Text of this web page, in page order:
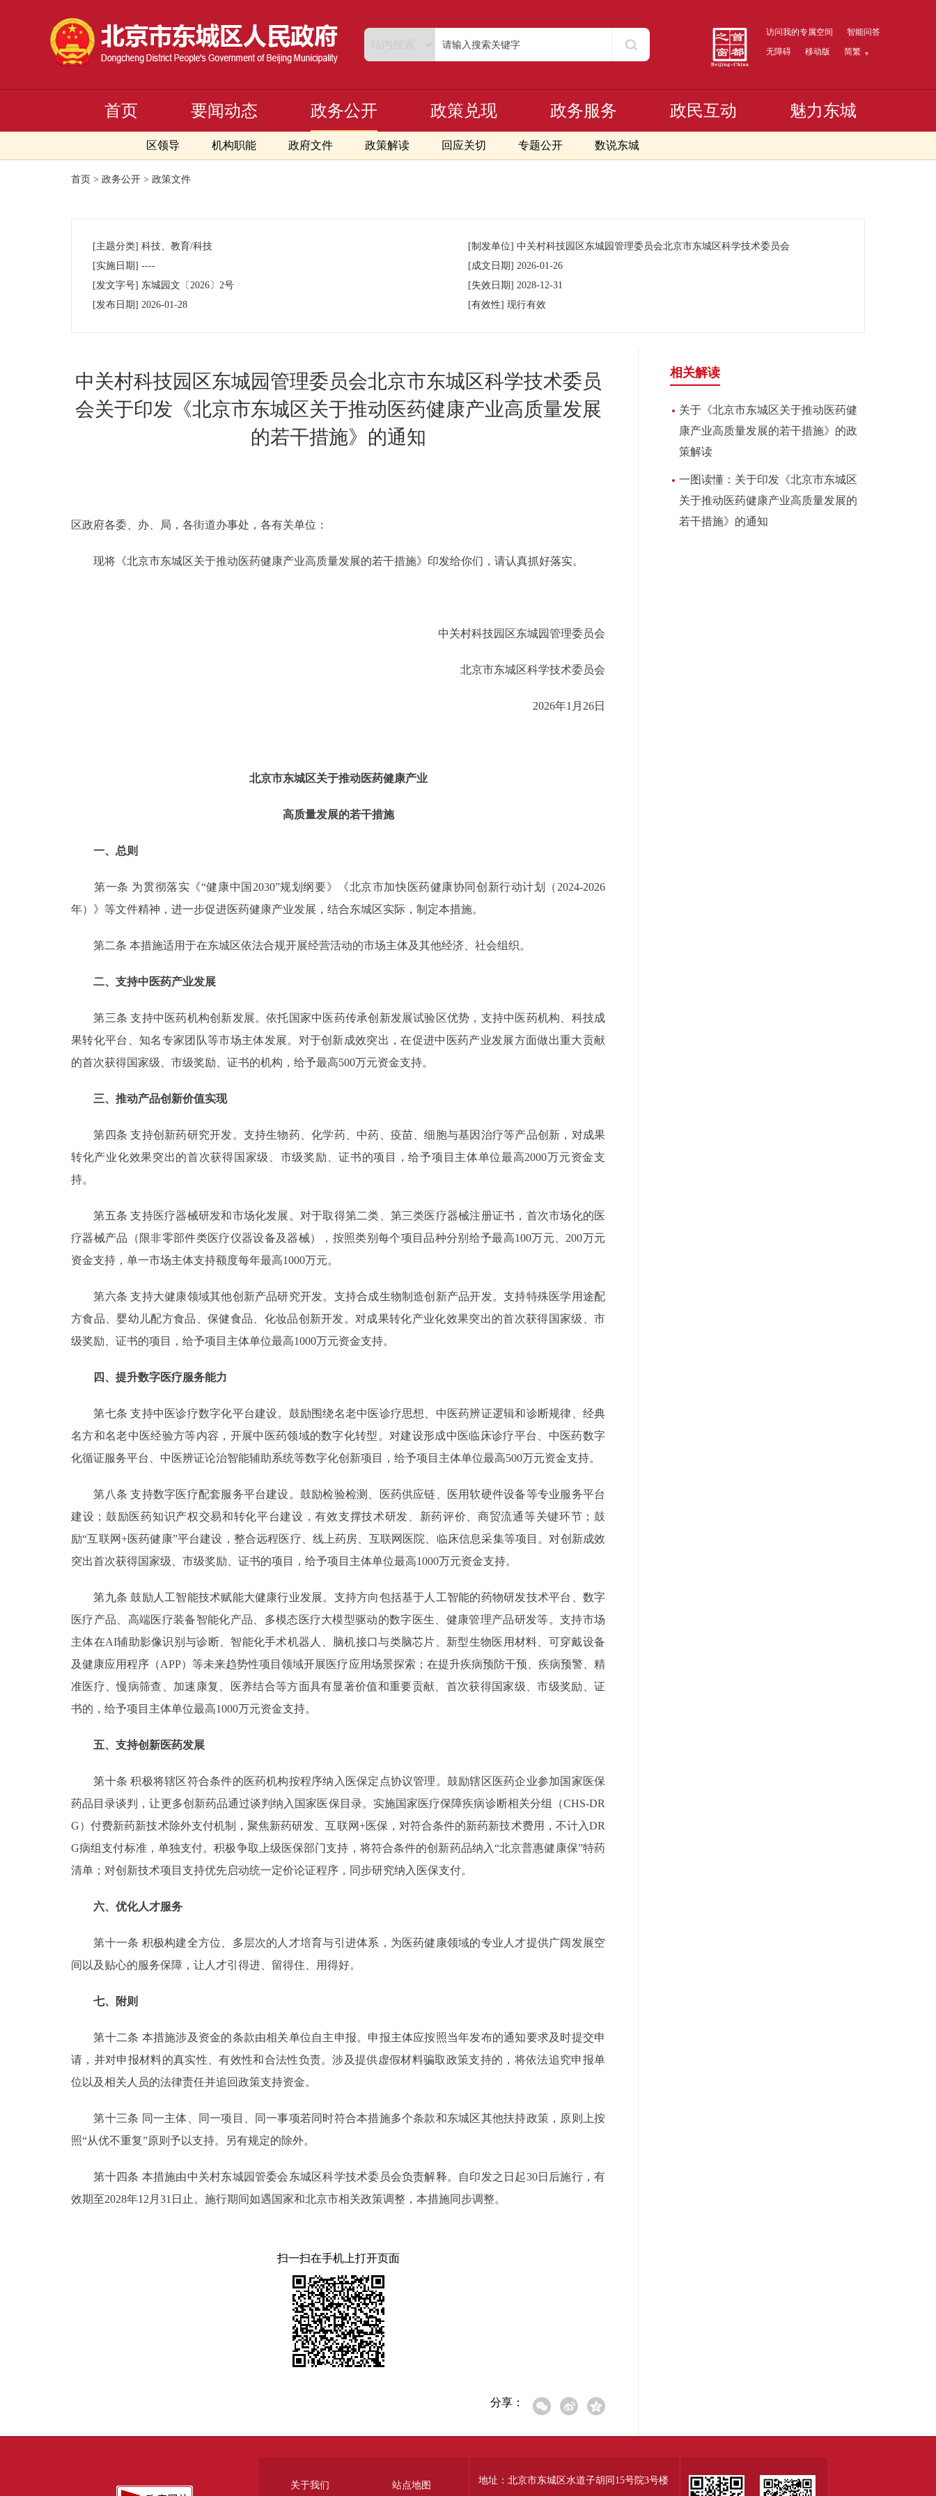
访问我的专属空间
智能问答
无障碍
移动版 简繁
首页 要闻动态 政务公开
区领导 机构职能 政府文件 政策解读 回应关切 专题公开 数说东城
政策兑现 政务服务 政民互动 魅力东城
首页 > 政务公开 > 政策文件
[主题分类] 科技、教育/科技 [制发单位] 中关村科技园区东城园管理委员会北京市东城区科学技术委员会
[实施日期] ---- [成文日期] 2026-01-26
[发文字号] 东城园文 〔2026〕 2号 [失效日期] 2028-12-31
[发布日期] 2026-01-28 [有效性] 现行有效
中关村科技园区东城园管理委员会北京市东城区科学技术委员
会关于印发《北京市东城区关于推动医药健康产业高质量发展
的若干措施》的通知
区政府各委、办、局，各街道办事处，各有关单位：
现将《北京市东城区关于推动医药健康产业高质量发展的若干措施》印发给你们，请认真抓好落实。
中关村科技园区东城园管理委员会
北京市东城区科学技术委员会
2026年1月26日
北京市东城区关于推动医药健康产业
高质量发展的若干措施
一、总则
第一条 为贯彻落实《“健康中国2030”规划纲要》《北京市加快医药健康协同创新行动计划（2024-2026
年）》等文件精神，进一步促进医药健康产业发展，结合东城区实际，制定本措施。
第二条 本措施适用于在东城区依法合规开展经营活动的市场主体及其他经济、社会组织。
二、支持中医药产业发展
第三条 支持中医药机构创新发展。依托国家中医药传承创新发展试验区优势，支持中医药机构、科技成
果转化平台、知名专家团队等市场主体发展。对于创新成效突出，在促进中医药产业发展方面做出重大贡献
的首次获得国家级、市级奖励、证书的机构，给予最高500万元资金支持。
三、推动产品创新价值实现
第四条 支持创新药研究开发。支持生物药、化学药、中药、疫苗、细胞与基因治疗等产品创新，对成果
转化产业化效果突出的首次获得国家级、市级奖励、证书的项目，给予项目主体单位最高2000万元资金支
持。
第五条 支持医疗器械研发和市场化发展。对于取得第二类、第三类医疗器械注册证书，首次市场化的医
疗器械产品（限非零部件类医疗仪器设备及器械），按照类别每个项目品种分别给予最高100万元、200万元
资金支持，单一市场主体支持额度每年最高1000万元。
第六条 支持大健康领域其他创新产品研究开发。支持合成生物制造创新产品开发。支持特殊医学用途配
方食品、婴幼儿配方食品、保健食品、化妆品创新开发。对成果转化产业化效果突出的首次获得国家级、市
级奖励、证书的项目，给予项目主体单位最高1000万元资金支持。
四、提升数字医疗服务能力
第七条 支持中医诊疗数字化平台建设。鼓励围绕名老中医诊疗思想、中医药辨证逻辑和诊断规律、经典
名方和名老中医经验方等内容，开展中医药领域的数字化转型。对建设形成中医临床诊疗平台、中医药数字
化循证服务平台、中医辨证论治智能辅助系统等数字化创新项目，给予项目主体单位最高500万元资金支持。
第八条 支持数字医疗配套服务平台建设。鼓励检验检测、医药供应链、医用软硬件设备等专业服务平台
建设；鼓励医药知识产权交易和转化平台建设，有效支撑技术研发、新药评价、商贸流通等关键环节；鼓
励“互联网+医药健康”平台建设，整合远程医疗、线上药房、互联网医院、临床信息采集等项目。对创新成效
突出首次获得国家级、市级奖励、证书的项目，给予项目主体单位最高1000万元资金支持。
第九条 鼓励人工智能技术赋能大健康行业发展。支持方向包括基于人工智能的药物研发技术平台、数字
医疗产品、高端医疗装备智能化产品、多模态医疗大模型驱动的数字医生、健康管理产品研发等。支持市场
主体在AI辅助影像识别与诊断、智能化手术机器人、脑机接口与类脑芯片、新型生物医用材料、可穿戴设备
及健康应用程序（APP）等未来趋势性项目领域开展医疗应用场景探索；在提升疾病预防干预、疾病预警、精
准医疗、慢病筛查、加速康复、医养结合等方面具有显著价值和重要贡献、首次获得国家级、市级奖励、证
书的，给予项目主体单位最高1000万元资金支持。
五、支持创新医药发展
第十条 积极将辖区符合条件的医药机构按程序纳入医保定点协议管理。鼓励辖区医药企业参加国家医保
药品目录谈判，让更多创新药品通过谈判纳入国家医保目录。实施国家医疗保障疾病诊断相关分组（CHS-DR
G）付费新药新技术除外支付机制，聚焦新药研发、互联网+医保，对符合条件的新药新技术费用，不计入DR
G病组支付标准，单独支付。积极争取上级医保部门支持，将符合条件的创新药品纳入“北京普惠健康保”特药
清单；对创新技术项目支持优先启动统一定价论证程序，同步研究纳入医保支付。
六、优化人才服务
第十一条 积极构建全方位、多层次的人才培育与引进体系，为医药健康领域的专业人才提供广阔发展空
间以及贴心的服务保障，让人才引得进、留得住、用得好。
七、附则
第十二条 本措施涉及资金的条款由相关单位自主申报。申报主体应按照当年发布的通知要求及时提交申
请，并对申报材料的真实性、有效性和合法性负责。涉及提供虚假材料骗取政策支持的，将依法追究申报单
位以及相关人员的法律责任并追回政策支持资金。
第十三条 同一主体、同一项目、同一事项若同时符合本措施多个条款和东城区其他扶持政策，原则上按
照“从优不重复”原则予以支持。另有规定的除外。
第十四条 本措施由中关村东城园管委会东城区科学技术委员会负责解释。自印发之日起30日后施行，有
效期至2028年12月31日止。施行期间如遇国家和北京市相关政策调整，本措施同步调整。
扫一扫在手机上打开页面
分享：
相关解读
关于《北京市东城区关于推动医药健
康产业高质量发展的若干措施》的政
策解读
一图读懂：关于印发《北京市东城区
关于推动医药健康产业高质量发展的
若干措施》的通知
关于我们 站点地图 地址：北京市东城区水道子胡同15号院3号楼